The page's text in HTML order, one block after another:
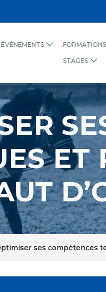
ÉVÈNEMENTS
STAGES
ET
ses compétences